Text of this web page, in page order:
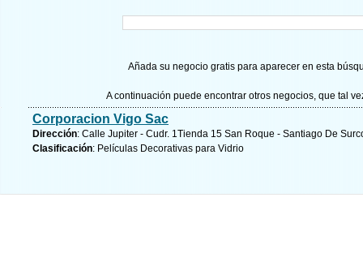
Añada su negocio gratis para aparecer en esta
A continuación puede encontrar otros negocios, que tal
Corporacion Vigo Sac
Dirección: Calle Jupiter - Cudr. 1Tienda 15 San Roque - Santiago De
Clasificación: Películas Decorativas para Vidrio